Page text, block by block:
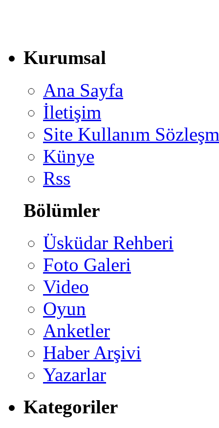
Kurumsal
Ana Sayfa
İletişim
Site Kullanım
Künye
Rss
Bölümler
Üsküdar Rehberi
Foto Galeri
Video
Oyun
Anketler
Haber Arşivi
Yazarlar
Kategoriler